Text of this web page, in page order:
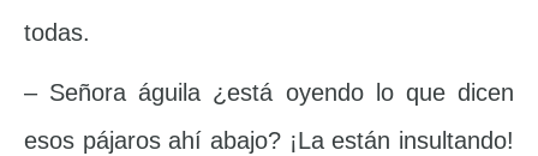
todas.
– Señora águila ¿está oyendo lo que dicen
esos pájaros ahí abajo? ¡La están insultando!